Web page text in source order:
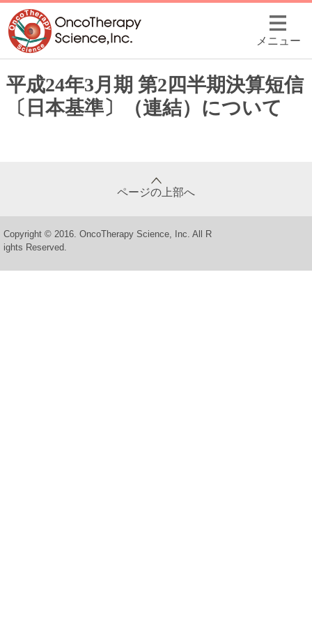
メニュー
平成24年3月期 第2四半期決算短信
〔日本基準〕（連結）について
ページの上部へ
Copyright © 2016. OncoTherapy Science, Inc. All R
ights Reserved.